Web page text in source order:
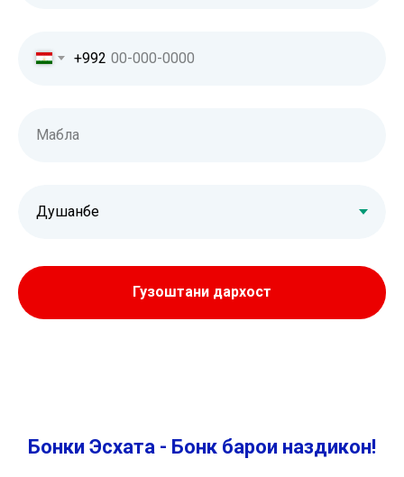
+992
Маблағ
Гузоштани дархост
Бонки Эсхата - Бонк барои наздикон!